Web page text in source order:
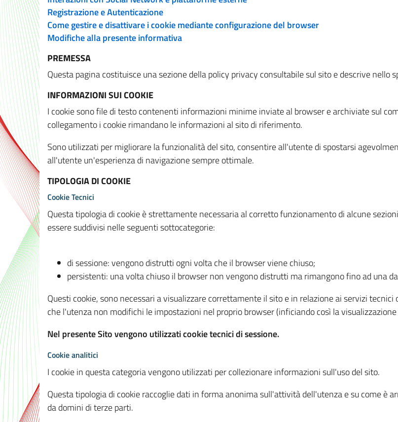
Registrazione e Autenticazione
Come gestire e disattivare i cookie mediante configurazione del browser
Modifiche alla presente informativa
PREMESSA
Questa pagina costituisce una sezione della policy privacy consultabile sul sito e descrive
INFORMAZIONI SUI COOKIE
I cookie sono file di testo contenenti informazioni minime inviate al browser e archiviate sul
collegamento i cookie rimandano le informazioni al sito di riferimento.
Sono utilizzati per migliorare la funzionalità del sito, consentire all'utente di spostarsi
all'utente un'esperienza di navigazione sempre ottimale.
TIPOLOGIA DI COOKIE
Cookie Tecnici
Questa tipologia di cookie è strettamente necessaria al corretto funzionamento di alcune
essere suddivisi nelle seguenti sottocategorie:
di sessione: vengono distrutti ogni volta che il browser viene chiuso;
persistenti: una volta chiuso il browser non vengono distrutti ma rimangono fino ad una
Questi cookie, sono necessari a visualizzare correttamente il sito e in relazione ai servizi
che l'utenza non modifichi le impostazioni nel proprio browser (inficiando così la
Nel presente Sito vengono utilizzati cookie tecnici di sessione.
Cookie analitici
I cookie in questa categoria vengono utilizzati per collezionare informazioni sull'uso del sito.
Questa tipologia di cookie raccoglie dati in forma anonima sull'attività dell'utenza e su come è
da domini di terze parti.